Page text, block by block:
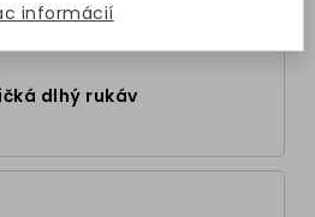
dlhý rukáv
informácií